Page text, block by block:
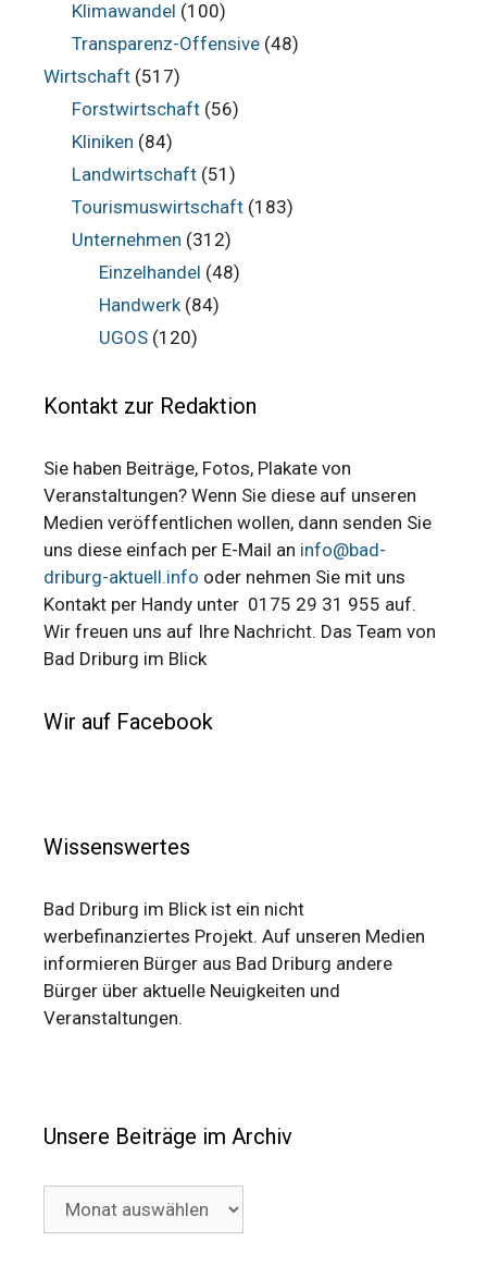
Klimawandel (100)
Transparenz-Offensive(48)
Wirtschaft (517)
Forstwirtschaft(56)
Kliniken (84)
Landwirtschaft(51)
Tourismuswirtschaft(183)
Unternehmen (312)
Einzelhandel (48)
Handwerk(84)
UGOS (120)
Kontakt zur Redaktion
Sie haben Beiträge, Fotos, Plakate von
Veranstaltungen? Wenn Sie diese auf unseren
Medien veröffentlichen wollen, dann senden Sie
uns diese einfach per E-Mail an info@bad-
driburg-aktuell.info oder nehmen Sie mit uns
Kontakt per Handy unter 0175 29 31 955 auf.
Wir freuen uns auf Ihre Nachricht. Das Team von
Bad Driburg im Blick
Wir auf Facebook
Wissenswertes
Bad Driburg im Blick ist ein nicht
werbefinanziertes Projekt. Auf unseren Medien
informieren Bürger aus Bad Driburg andere
Bürger über aktuelle Neuigkeiten und
Veranstaltungen.
Unsere Beiträge im Archiv